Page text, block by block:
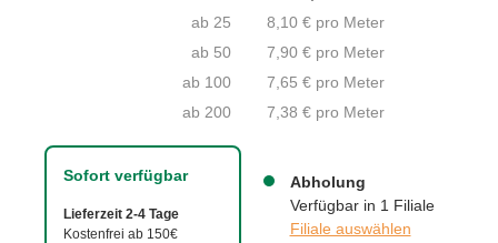
Sofort verfügbar
Lieferzeit 2-4 Tage
Kostenfrei ab 150€
Abholung
Verfügbar in 1 Filiale
Filiale auswählen
ab 25
8,10 € pro Meter
ab 50
7,90 € pro Meter
ab 100
7,65 € pro Meter
ab 200
7,38 € pro Meter